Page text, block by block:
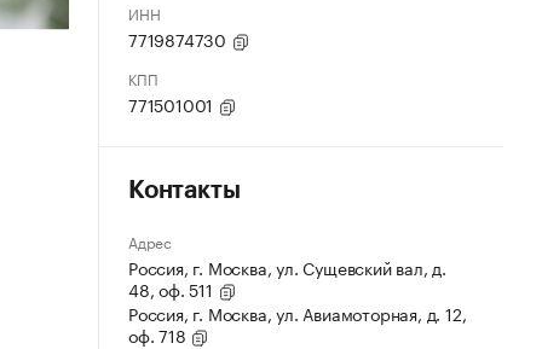
ИНН
7719874730
КПП
771501001
Контакты
Адрес
Россия, г. Москва, ул. Сущевский вал, д.
48, оф. 511
Россия, г. Москва, ул. Авиамоторная, д. 12,
оф. 718